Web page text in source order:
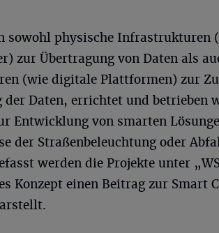
sowohl physische Infrastrukturen
zur Übertragung von Daten als
(wie digitale Plattformen) zur
der Daten, errichtet und betrieben
Entwicklung von smarten
der Straßenbeleuchtung oder
werden die Projekte unter
Konzept einen Beitrag zur Smart